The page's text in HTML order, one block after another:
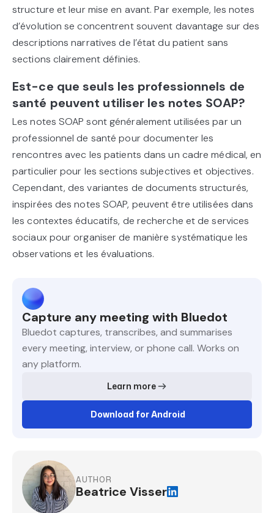
structure et leur mise en avant. Par exemple, les notes
d’évolution se concentrent souvent davantage sur des
descriptions narratives de l’état du patient sans
sections clairement définies.
Est-ce que seuls les professionnels de
santé peuvent utiliser les notes SOAP?
Les notes SOAP sont généralement utilisées par un
professionnel de santé pour documenter les
rencontres avec les patients dans un cadre médical, en
particulier pour les sections subjectives et objectives.
Cependant, des variantes de documents structurés,
inspirées des notes SOAP, peuvent être utilisées dans
les contextes éducatifs, de recherche et de services
sociaux pour organiser de manière systématique les
observations et les évaluations.
Capture any meeting with Bluedot
Bluedot captures, transcribes, and summarises
every meeting, interview, or phone call. Works on
any platform.
Learn more
Download for Android
AUTHOR
Beatrice Visser